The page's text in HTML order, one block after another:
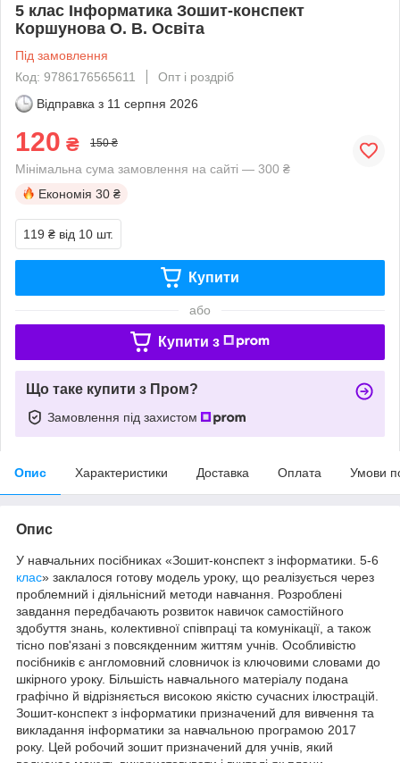
5 клас Інформатика Зошит-конспект
Коршунова О. В. Освіта
Під замовлення
Код: 9786176565611
Опт і роздріб
Відправка з 11 серпня 2026
120 ₴ 150 ₴
Мінімальна сума замовлення на сайті — 300 ₴
Економія 30 ₴
119 ₴ від 10 шт.
Купити
або
Купити з
Що таке купити з Пром?
Замовлення під захистом
Опис Характеристики Доставка Оплата Умови
Опис
У навчальних посібниках «Зошит-конспект з інформатики. 5-6
клас» заклалося готову модель уроку, що реалізується через
проблемний і діяльнісний методи навчання. Розроблені
завдання передбачають розвиток навичок самостійного
здобуття знань, колективної співпраці та комунікації, а також
тісно пов'язані з повсякденним життям учнів. Особливістю
посібників є англомовний словничок із ключовими словами до
шкірного уроку. Більшість навчального матеріалу подана
графічно й відрізняється високою якістю сучасних ілюстрацій.
Зошит-конспект з інформатики призначений для вивчення та
викладання інформатики за навчальною програмою 2017
року. Цей робочий зошит призначений для учнів, який